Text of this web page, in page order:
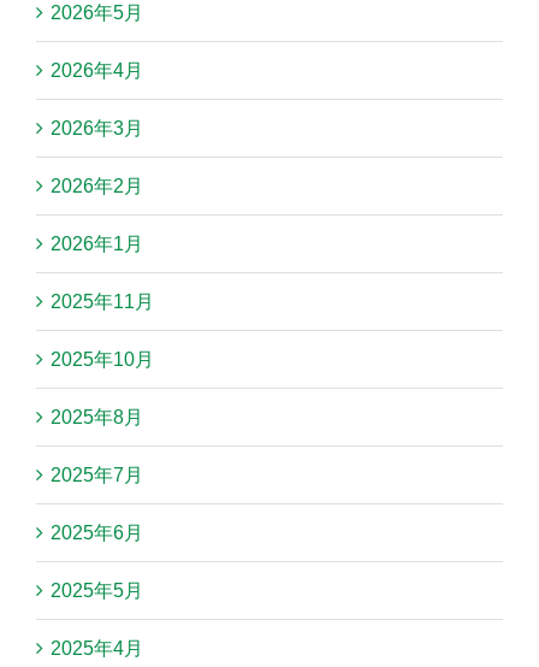
2026年5月
2026年4月
2026年3月
2026年2月
2026年1月
2025年11月
2025年10月
2025年8月
2025年7月
2025年6月
2025年5月
2025年4月